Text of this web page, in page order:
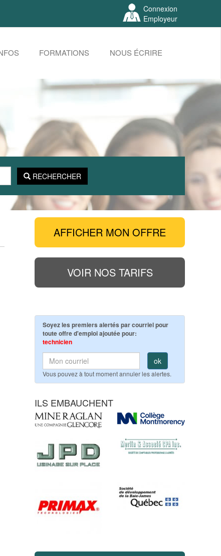
Connexion
Employeur
FORMATIONS NOUS ÉCRIRE
RECHERCHER
AFFICHER MON OFFRE
VOIR NOS TARIFS
Soyez les premiers alertés par courriel pour
toute offre d'emploi ajoutée pour:
technicien
ok
Vous pouvez à tout moment annuler les alertes.
ILS EMBAUCHENT